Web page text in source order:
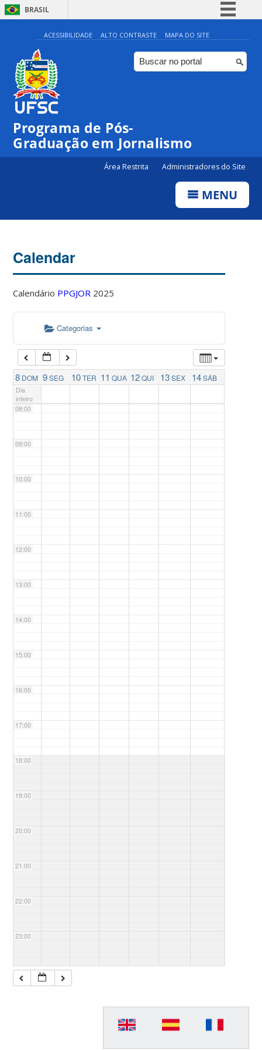
BRASIL
Simplifique!
Comunica BR
Participe
ACESSIBILIDADE ALTO CONTRASTE MAPA DO SITE
Programa de Pós-
Graduação em Jornalismo
Área Restrita Administradores do Site
MENU
Calendar
Calendário PPGJOR 2025
Categorias
8 DOM 9SEG 10TER 11 QUA 12QUI 13SEX 14SÁB
Dia
inteiro
00:00
07:00
08:00
09:00
10:00
11:00
12:00
13:00
14:00
15:00
16:00
17:00
18:00
19:00
20:00
21:00
22:00
23:00